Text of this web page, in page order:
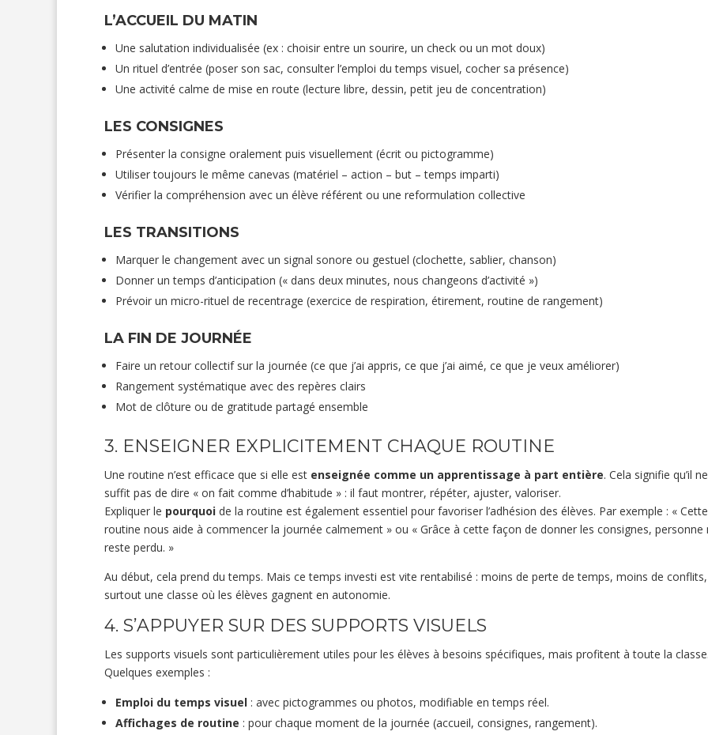
L’ACCUEIL DU MATIN
Une salutation individualisée (ex : choisir entre un sourire, un check ou un mot doux)
Un rituel d’entrée (poser son sac, consulter l’emploi du temps visuel, cocher sa présence)
Une activité calme de mise en route (lecture libre, dessin, petit jeu de concentration)
LES CONSIGNES
Présenter la consigne oralement puis visuellement (écrit ou pictogramme)
Utiliser toujours le même canevas (matériel – action – but – temps imparti)
Vérifier la compréhension avec un élève référent ou une reformulation collective
LES TRANSITIONS
Marquer le changement avec un signal sonore ou gestuel (clochette, sablier, chanson)
Donner un temps d’anticipation (« dans deux minutes, nous changeons d’activité »)
Prévoir un micro-rituel de recentrage (exercice de respiration, étirement, routine de rangement)
LA FIN DE JOURNÉE
Faire un retour collectif sur la journée (ce que j’ai appris, ce que j’ai aimé, ce que je veux améliorer)
Rangement systématique avec des repères clairs
Mot de clôture ou de gratitude partagé ensemble
3. ENSEIGNER EXPLICITEMENT CHAQUE ROUTINE
Une routine n’est efficace que si elle est enseignée comme un apprentissage à part entière. Cela signifie qu’il ne
suffit pas de dire « on fait comme d’habitude » : il faut montrer, répéter, ajuster, valoriser.
Expliquer le pourquoi de la routine est également essentiel pour favoriser l’adhésion des élèves. Par exemple : « Cette
routine nous aide à commencer la journée calmement » ou « Grâce à cette façon de donner les consignes, personne
reste perdu. »
Au début, cela prend du temps. Mais ce temps investi est vite rentabilisé : moins de perte de temps, moins de
surtout une classe où les élèves gagnent en autonomie.
4. S’APPUYER SUR DES SUPPORTS VISUELS
Les supports visuels sont particulièrement utiles pour les élèves à besoins spécifiques, mais profitent à toute la classe.
Quelques exemples :
Emploi du temps visuel : avec pictogrammes ou photos, modifiable en temps réel.
Affichages de routine : pour chaque moment de la journée (accueil, consignes, rangement).